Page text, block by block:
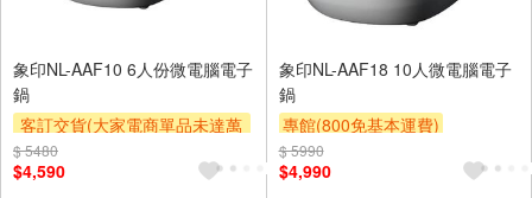
象印NL-AAF10 6人份微電腦電子
鍋
客訂交貨(大家電商單品未達萬
元需加收$300-500,部分安裝跨
區費另計,實際收費以專人聯絡
$ 5480
$4,590
象印NL-AAF18 10人微電腦電子
鍋
專館(800免基本運費)
滿額贈券
$ 5990
$4,990